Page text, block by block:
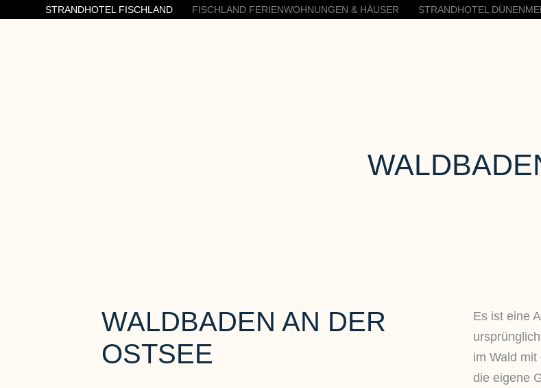
STRANDHOTEL FISCHLAND FISCHLAND FERIENWOHNUNGEN & HÄUSER STRANDHOTEL
WALDBADEN AN DER
OSTSEE
Es ist eine
im Wald
die eigene